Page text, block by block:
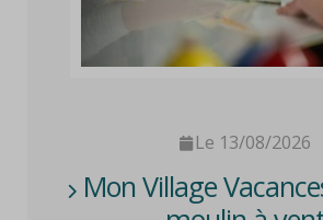
Le 13/08/2026
Mon Village